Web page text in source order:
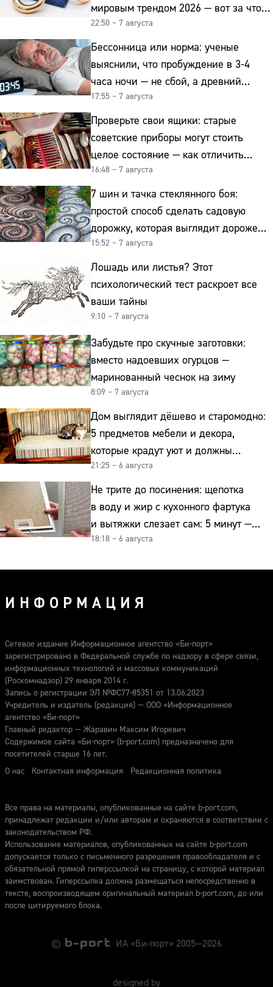
мировым трендом 2026 — вот за что
их ценят ювелиры
22:50 – 7 августа
Бессонница или норма: ученые
выяснили, что пробуждение в 3-4
часа ночи — не сбой, а древний
биологический ритм
17:55 – 7 августа
Проверьте свои ящики: старые
советские приборы могут стоить
целое состояние — как отличить
подделку от мельхиора
16:48 – 7 августа
7 шин и тачка стеклянного боя:
простой способ сделать садовую
дорожку, которая выглядит дороже
гранита
15:52 – 7 августа
Лошадь или листья? Этот
психологический тест раскроет все
ваши тайны
9:10 – 7 августа
Забудьте про скучные заготовки:
вместо надоевших огурцов —
маринованный чеснок на зиму
8:09 – 7 августа
Дом выглядит дёшево и старомодно:
5 предметов мебели и декора,
которые крадут уют и должны
отправиться на свалку прямо сейчас
21:25 – 6 августа
Не трите до посинения: щепотка
в воду и жир с кухонного фартука
и вытяжки слезает сам: 5 минут —
и сверкает как новая
18:18 – 6 августа
ИНФОРМАЦИЯ
Сетевое издание Информационное агентство «Би-порт»
зарегистрировано в Федеральной службе по надзору в сфере связи,
информационных технологий и массовых коммуникаций
(Роскомнадзор) 29 января 2014 г.
Запись о регистрации ЭЛ №ФС77-85351 от 13.06.2023
Учредитель и издатель (редакция) — ООО «Информационное
агентство «Би-порт»
Главный редактор — Жаравин Максим Игоревич
Содержимое сайта «Би-порт» (b-port.com) предназначено для
посетителей старше 16 лет.
О нас
Контактная информация Редакционная политика
Все права на материалы, опубликованные на сайте b-port.com,
принадлежат редакции и/или авторам и охраняются в соответствии с
законодательством РФ.
Использование материалов, опубликованных на сайте b-port.com
допускается только с письменного разрешения правообладателя и с
обязательной прямой гиперссылкой на страницу, с которой материал
заимствован. Гиперссылка должна размещаться непосредственно в
тексте, воспроизводящем оригинальный материал b-port.com, до или
после цитируемого блока.
© ИА «Би-порт» 2005—2026
designed by